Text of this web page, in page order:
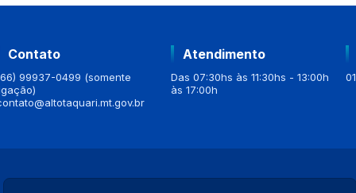
Contato
99937-0499 (somente
Atendimento
Das 07:30hs às 11:30hs - 13:00h
às 17:00h